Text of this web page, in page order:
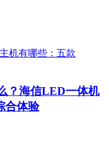
？海信LED一体机
合体验